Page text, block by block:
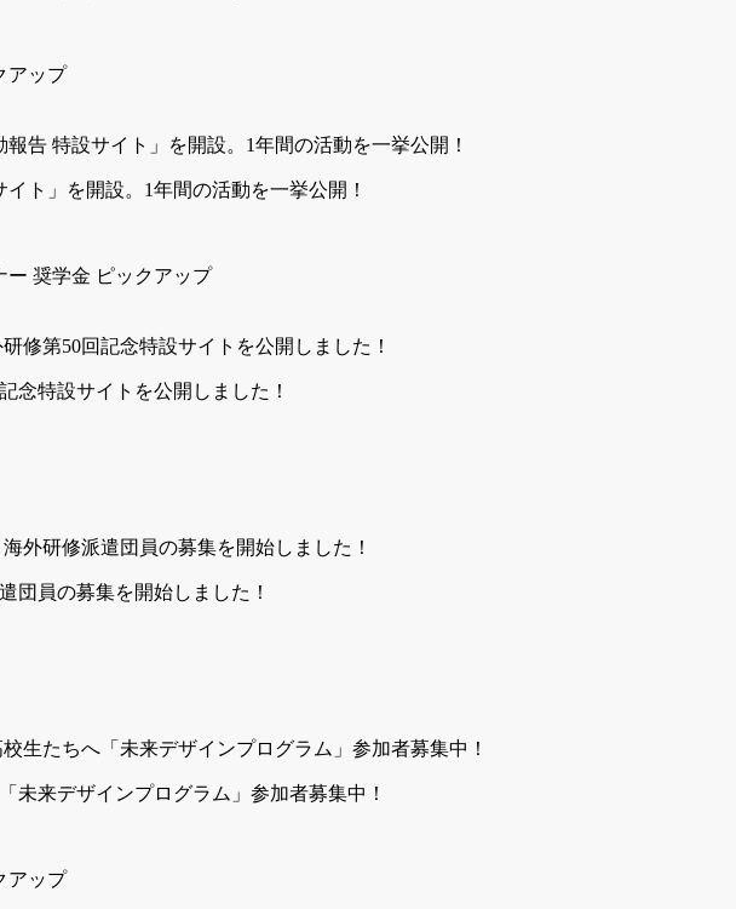
アップ
イト」を開設。1年間の活動を一挙公開！
ー 奨学金 ピックアップ
念特設サイトを公開しました！
団員の募集を開始しました！
未来デザインプログラム」参加者募集中！
アップ